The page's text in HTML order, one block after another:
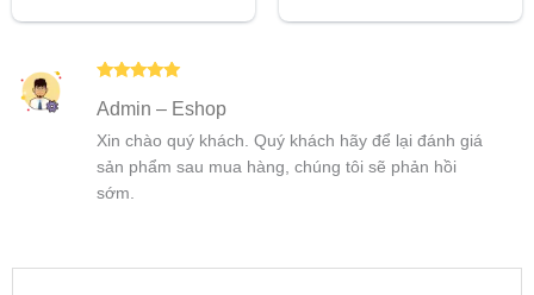
hạng55
Admin – Eshop
Xin chào quý khách. Quý khách hãy để lại đánh giá
sản phẩm sau mua hàng, chúng tôi sẽ phản hồi
sớm.